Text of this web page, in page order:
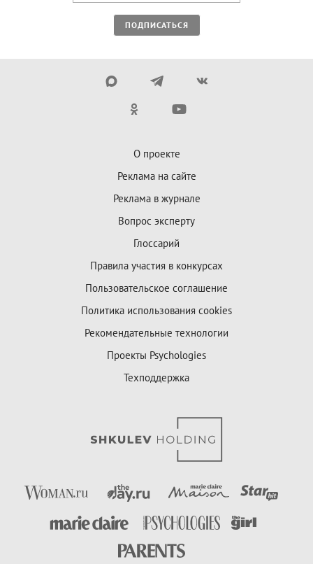
ПОДПИСАТЬСЯ
О проекте
Реклама на сайте
Реклама в журнале
Вопрос эксперту
Глоссарий
Правила участия в конкурсах
Пользовательское соглашение
Политика использования cookies
Рекомендательные технологии
Проекты Psychologies
Техподдержка